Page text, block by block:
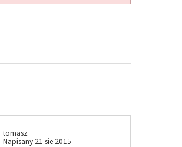
tomasz
Napisany 21 sie 2015